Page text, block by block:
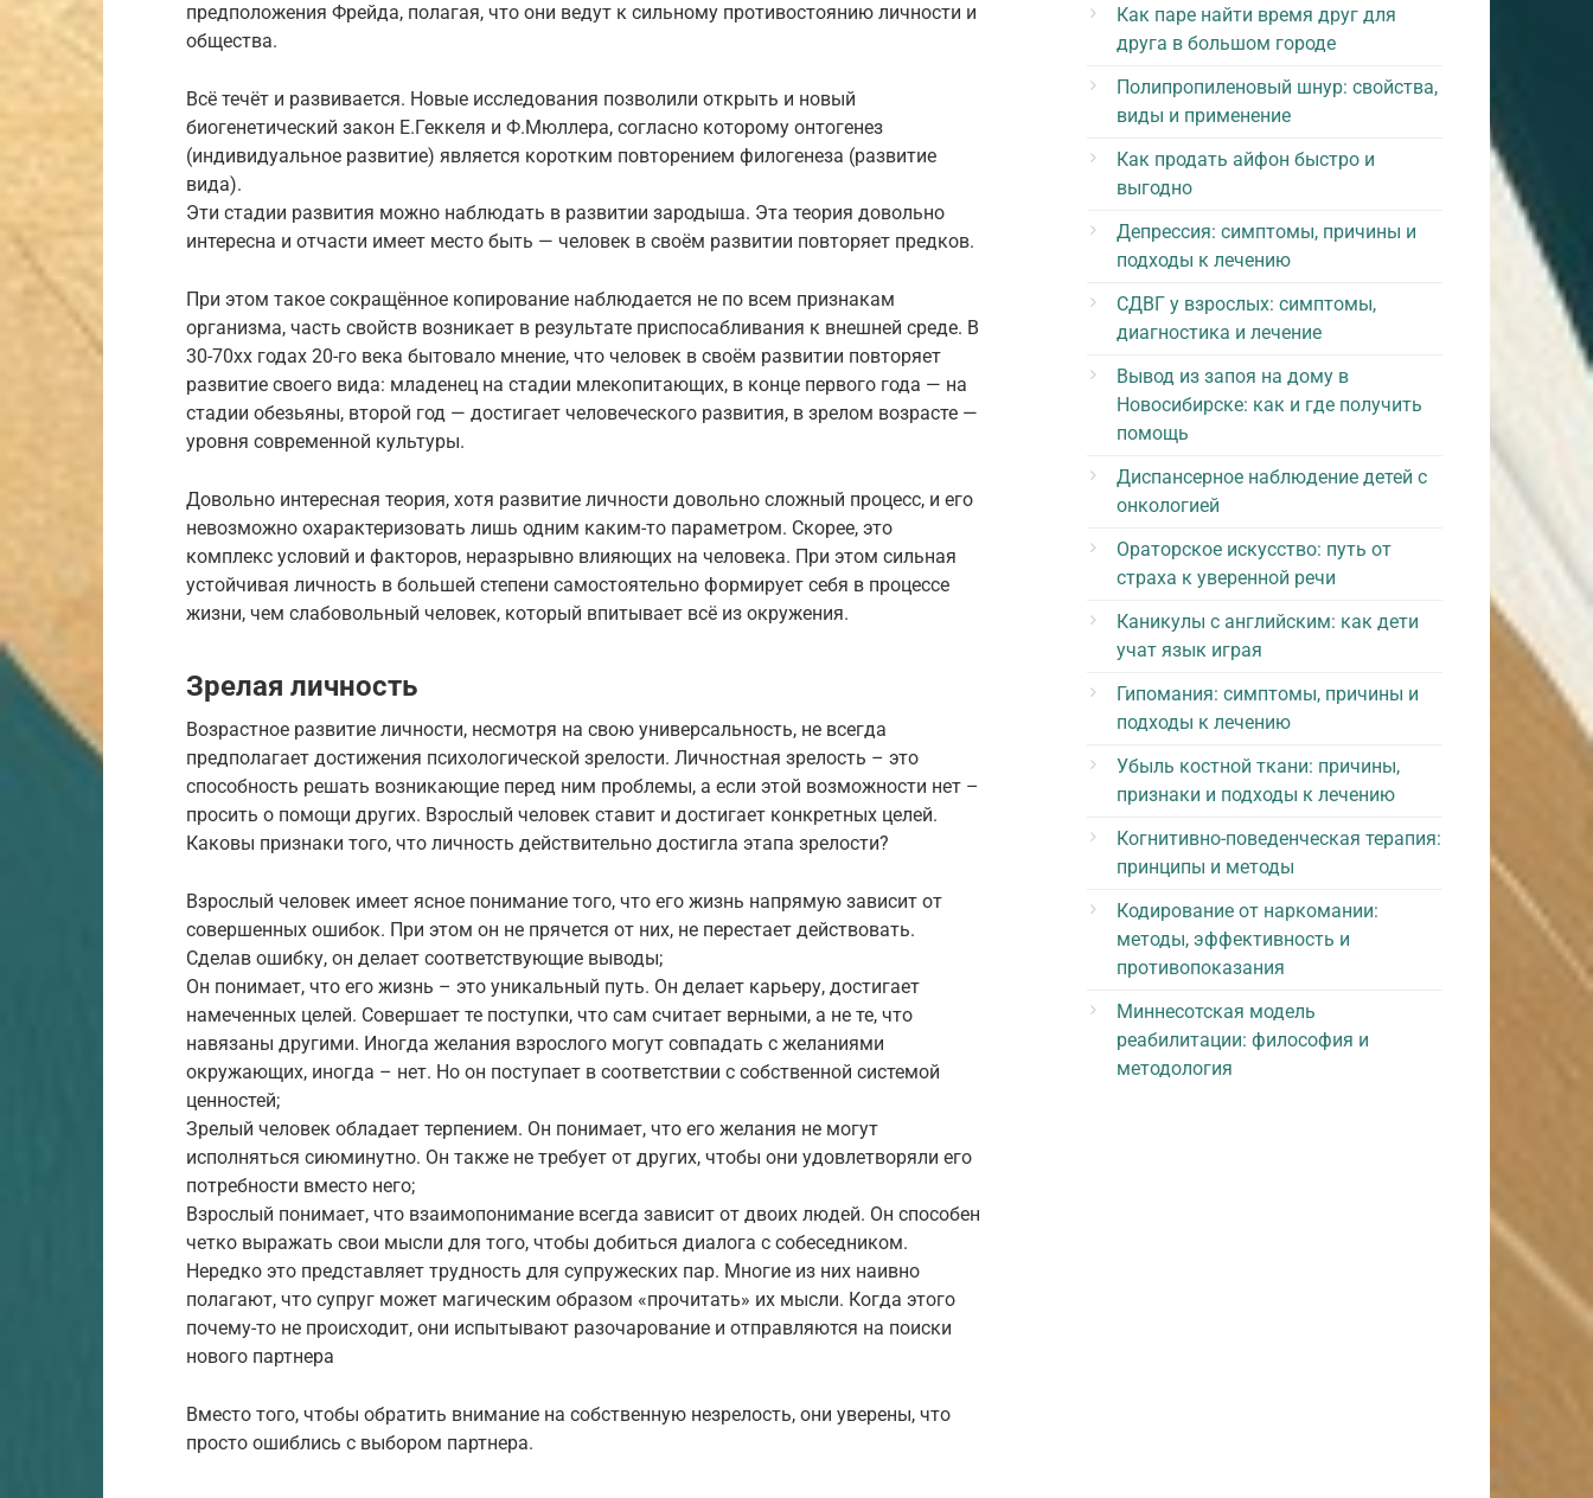
предположения Фрейда, полагая, что они ведут к сильному противостоянию личности и
общества.
Всё течёт и развивается. Новые исследования позволили открыть и новый
биогенетический закон Е.Геккеля и Ф.Мюллера, согласно которому онтогенез
(индивидуальное развитие) является коротким повторением филогенеза (развитие
вида).
Эти стадии развития можно наблюдать в развитии зародыша. Эта теория довольно
интересна и отчасти имеет место быть — человек в своём развитии повторяет предков.
При этом такое сокращённое копирование наблюдается не по всем признакам
организма, часть свойств возникает в результате приспосабливания к внешней среде. В
30-70хх годах 20-го века бытовало мнение, что человек в своём развитии повторяет
развитие своего вида: младенец на стадии млекопитающих, в конце первого года — на
стадии обезьяны, второй год — достигает человеческого развития, в зрелом возрасте —
уровня современной культуры.
Довольно интересная теория, хотя развитие личности довольно сложный процесс, и его
невозможно охарактеризовать лишь одним каким-то параметром. Скорее, это
комплекс условий и факторов, неразрывно влияющих на человека. При этом сильная
устойчивая личность в большей степени самостоятельно формирует себя в процессе
жизни, чем слабовольный человек, который впитывает всё из окружения.
Зрелая личность
Возрастное развитие личности, несмотря на свою универсальность, не всегда
предполагает достижения психологической зрелости. Личностная зрелость – это
способность решать возникающие перед ним проблемы, а если этой возможности нет –
просить о помощи других. Взрослый человек ставит и достигает конкретных целей.
Каковы признаки того, что личность действительно достигла этапа зрелости?
Взрослый человек имеет ясное понимание того, что его жизнь напрямую зависит от
совершенных ошибок. При этом он не прячется от них, не перестает действовать.
Сделав ошибку, он делает соответствующие выводы;
Он понимает, что его жизнь – это уникальный путь. Он делает карьеру, достигает
намеченных целей. Совершает те поступки, что сам считает верными, а не те, что
навязаны другими. Иногда желания взрослого могут совпадать с желаниями
окружающих, иногда – нет. Но он поступает в соответствии с собственной системой
ценностей;
Зрелый человек обладает терпением. Он понимает, что его желания не могут
исполняться сиюминутно. Он также не требует от других, чтобы они удовлетворяли его
потребности вместо него;
Взрослый понимает, что взаимопонимание всегда зависит от двоих людей. Он способен
четко выражать свои мысли для того, чтобы добиться диалога с собеседником.
Нередко это представляет трудность для супружеских пар. Многие из них наивно
полагают, что супруг может магическим образом «прочитать» их мысли. Когда этого
почему-то не происходит, они испытывают разочарование и отправляются на поиски
нового партнера
Вместо того, чтобы обратить внимание на собственную незрелость, они уверены, что
просто ошиблись с выбором партнера.
Как паре найти время друг для
друга в большом городе
Полипропиленовый шнур: свойства,
виды и применение
Как продать айфон быстро и
выгодно
Депрессия: симптомы, причины и
подходы к лечению
СДВГ у взрослых: симптомы,
диагностика и лечение
Вывод из запоя на дому в
Новосибирске: как и где получить
помощь
Диспансерное наблюдение детей с
онкологией
Ораторское искусство: путь от
страха к уверенной речи
Каникулы с английским: как дети
учат язык играя
Гипомания: симптомы, причины и
подходы к лечению
Убыль костной ткани: причины,
признаки и подходы к лечению
Когнитивно-поведенческая терапия:
принципы и методы
Кодирование от наркомании:
методы, эффективность и
противопоказания
Миннесотская модель
реабилитации: философия и
методология